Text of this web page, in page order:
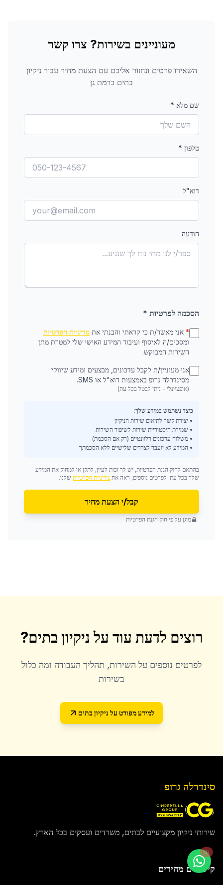
מעוניינים בשירות? צרו קשר
השאירו פרטים ונחזור אליכם עם הצעת מחיר עבור ניקיון
בתים ברמת גן
שם מלא *
טלפון *
דוא"ל
הודעה
הסכמה לפרטיות *
* אני מאשר/ת כי קראתי והבנתי את מדיניות הפרטיות
ומסכים/ה לאיסוף ועיבוד המידע האישי שלי למטרת מתן
השירות המבוקש.
אני מעוניין/ת לקבל עדכונים, מבצעים ומידע שיווקי
מסינדרלה גרופ באמצעות דוא"ל או SMS.
(אופציונלי - ניתן לבטל בכל עת)
כיצד נשתמש במידע שלך:
• יצירת קשר לתיאום שירות הניקיון
• שמירת היסטוריית שירות לשיפור השירות
• משלוח עדכונים רלוונטיים (רק אם הסכמת)
• המידע לא יועבר לצדדים שלישיים ללא הסכמתך
בהתאם לחוק הגנת הפרטיות, יש לך זכות לעיין, לתקן או למחוק את המידע
שלך בכל עת. לפרטים נוספים, ראה את מדיניות הפרטיות שלנו.
קבל/י הצעת מחיר
מוגן על פי חוק הגנת הפרטיות
רוצים לדעת עוד על ניקיון בתים?
לפרטים נוספים על השירות, תהליך העבודה ומה כלול
בשירות
למידע מפורט על ניקיון בתים
סינדרלה גרופ
שירותי ניקיון מקצועיים לבתים, משרדים ועסקים בכל הארץ.
קישורים מהירים
חי